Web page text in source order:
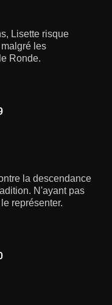
Lisette risque
les
Ronde.
la descendance
N'ayant pas
représenter.